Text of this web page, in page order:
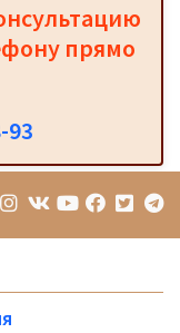
прямо
93